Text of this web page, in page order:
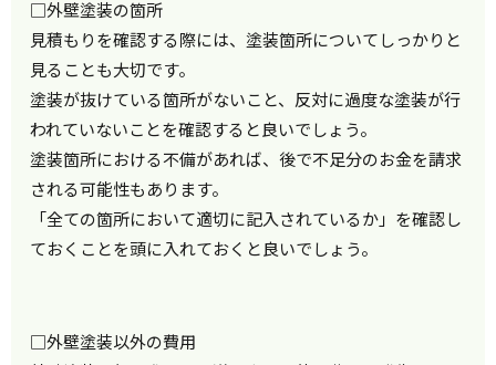
□外壁塗装の箇所
見積もりを確認する際には、塗装箇所についてしっかりと
見ることも大切です。
塗装が抜けている箇所がないこと、反対に過度な塗装が行
われていないことを確認すると良いでしょう。
塗装箇所における不備があれば、後で不足分のお金を請求
される可能性もあります。
「全ての箇所において適切に記入されているか」を確認し
ておくことを頭に入れておくと良いでしょう。
□外壁塗装以外の費用